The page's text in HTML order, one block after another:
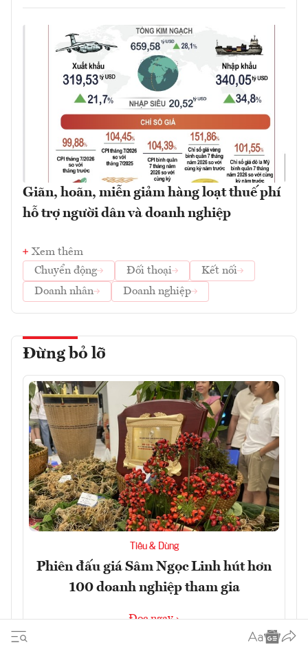
Giãn, hoãn, miễn giảm hàng loạt thuế phí
hỗ trợ người dân và doanh nghiệp
Xem thêm
Chuyển động
Đối thoại
Kết nối
Doanh nhân
Doanh nghiệp
Đừng bỏ lỡ
Tiêu & Dùng
Phiên đấu giá Sâm Ngọc Linh hút hơn
100 doanh nghiệp tham gia
Đọc ngay